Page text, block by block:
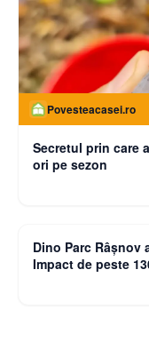
Povesteacasei.ro
Secretul prin care
ori pe sezon
Dino Parc Râșnov
Impact de peste